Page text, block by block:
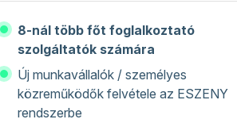
8-nál több főt foglalkoztató
szolgáltatók számára
Új munkavállalók / személyes
közreműködők felvétele az ESZENY
rendszerbe